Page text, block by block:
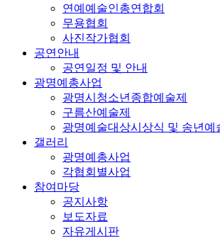
연예예술인총연합회
무용협회
사진작가협회
공연안내
공연일정 및 안내
광명예총사업
광명시청소년종합예술제
구름산예술제
광명예술대상시상식 및 송년예
갤러리
광명예총사업
각협회별사업
참여마당
공지사항
보도자료
자유게시판